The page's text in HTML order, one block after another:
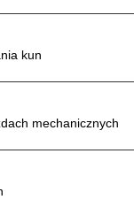
kun
mechanicznych